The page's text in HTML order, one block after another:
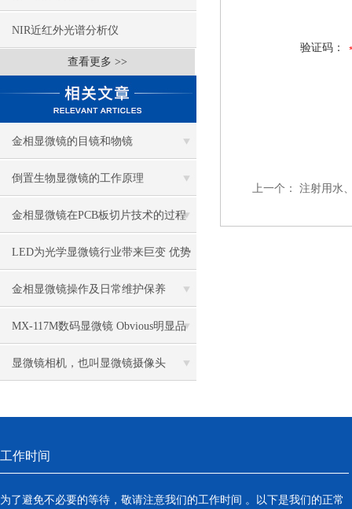
NIR近红外光谱分析仪
查看更多 >>
金相显微镜的目镜和物镜
倒置生物显微镜的工作原理
金相显微镜在PCB板切片技术的过程
控制中的作用
LED为光学显微镜行业带来巨变 优势
比传统卤素更明显
金相显微镜操作及日常维护保养
MX-117M数码显微镜 Obvious明显品
牌值得推荐
显微镜相机，也叫显微镜摄像头
验证码：
上一个： 注射用水
工作时间
为了避免不必要的等待，敬请注意我们的工作时间 。以下是我们的正常